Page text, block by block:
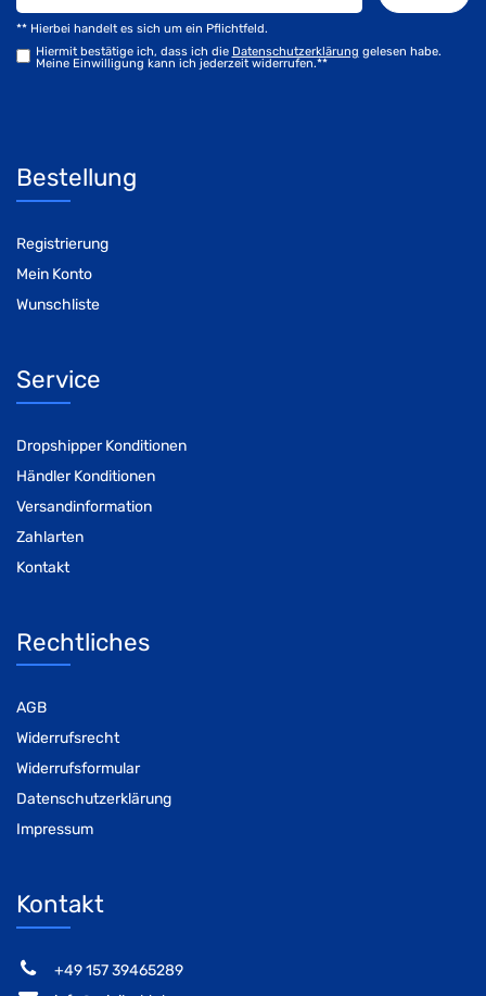
Hiermit bestätige ich, dass ich die Daten­schutz­erklärung gelesen habe.
Meine Einwilligung kann ich jederzeit widerrufen.**
** Hierbei handelt es sich um ein Pflichtfeld.
Bestellung
Registrierung
Mein Konto
Wunschliste
Service
Dropshipper Konditionen
Händler Konditionen
Versandinformation
Zahlarten
Kontakt
Rechtliches
AGB
Widerrufsrecht
Widerrufsformular
Datenschutzerklärung
Impressum
Kontakt
‭+49 157 39465289‬